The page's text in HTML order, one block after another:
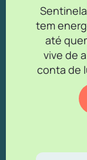
tem
até
vive de
conta de